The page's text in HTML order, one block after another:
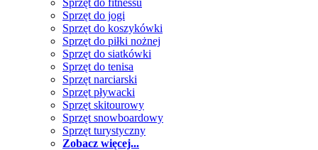
Sprzęt do fitnessu
Sprzęt do jogi
Sprzęt do koszykówki
Sprzęt do piłki nożnej
Sprzęt do siatkówki
Sprzęt do tenisa
Sprzęt narciarski
Sprzęt pływacki
Sprzęt skitourowy
Sprzęt snowboardowy
Sprzęt turystyczny
Zobacz więcej...